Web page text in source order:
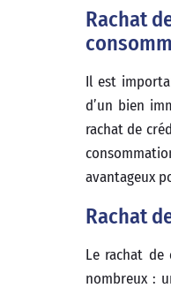
Rachat
Il est
d’un bien
rachat de
avantageux
Rachat
Le rachat
nombreux :